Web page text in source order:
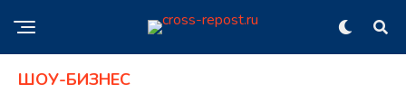
ШОУ-БИЗНЕС